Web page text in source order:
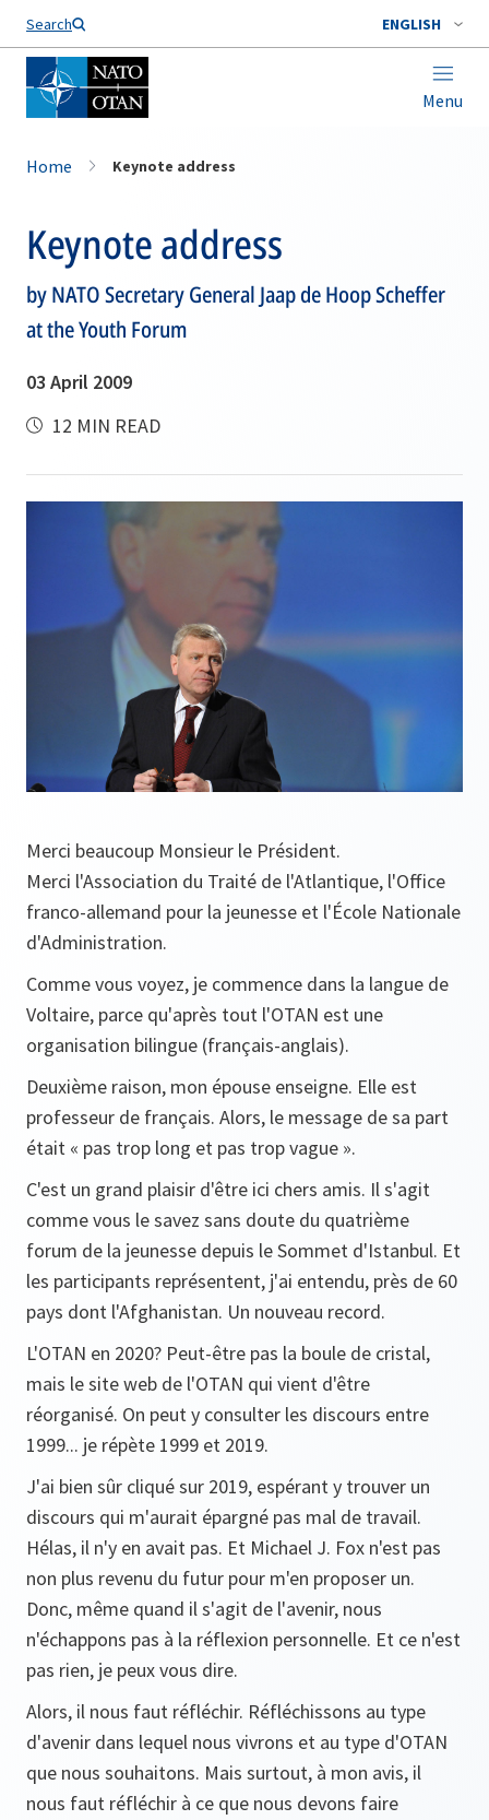
Search ENGLISH
Menu
Home Keynote address
Keynote address
by NATO Secretary General Jaap de Hoop Scheffer
at the Youth Forum
03 April 2009
12 MIN READ
Merci beaucoup Monsieur le Président.
Merci l'Association du Traité de l'Atlantique, l'Office
franco-allemand pour la jeunesse et l'École Nationale
d'Administration.
Comme vous voyez, je commence dans la langue de
Voltaire, parce qu'après tout l'OTAN est une
organisation bilingue (français-anglais).
Deuxième raison, mon épouse enseigne. Elle est
professeur de français. Alors, le message de sa part
était « pas trop long et pas trop vague ».
C'est un grand plaisir d'être ici chers amis. Il s'agit
comme vous le savez sans doute du quatrième
forum de la jeunesse depuis le Sommet d'Istanbul. Et
les participants représentent, j'ai entendu, près de 60
pays dont l'Afghanistan. Un nouveau record.
L'OTAN en 2020? Peut-être pas la boule de cristal,
mais le site web de l'OTAN qui vient d'être
réorganisé. On peut y consulter les discours entre
1999... je répète 1999 et 2019.
J'ai bien sûr cliqué sur 2019, espérant y trouver un
discours qui m'aurait épargné pas mal de travail.
Hélas, il n'y en avait pas. Et Michael J. Fox n'est pas
non plus revenu du futur pour m'en proposer un.
Donc, même quand il s'agit de l'avenir, nous
n'échappons pas à la réflexion personnelle. Et ce n'est
pas rien, je peux vous dire.
Alors, il nous faut réfléchir. Réfléchissons au type
d'avenir dans lequel nous vivrons et au type d'OTAN
que nous souhaitons. Mais surtout, à mon avis, il
nous faut réfléchir à ce que nous devons faire